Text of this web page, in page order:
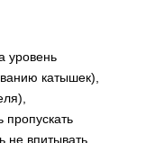
уровень
катышек),
пропускать
не впитывать